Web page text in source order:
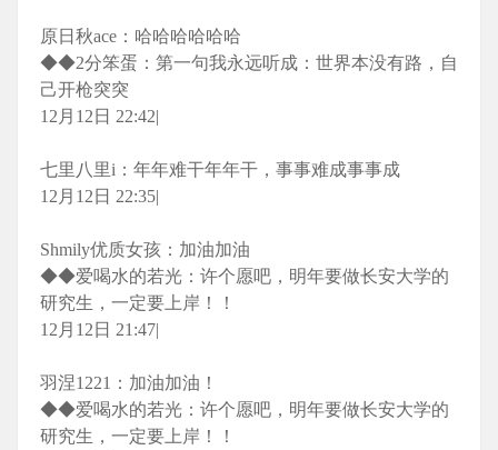
原日秋ace：哈哈哈哈哈哈
◆◆2分笨蛋：第一句我永远听成：世界本没有路，自
己开枪突突
12月12日 22:42|
七里八里i：年年难干年年干，事事难成事事成
12月12日 22:35|
Shmily优质女孩：加油加油
◆◆爱喝水的若光：许个愿吧，明年要做长安大学的
研究生，一定要上岸！！
12月12日 21:47|
羽涅1221：加油加油！
◆◆爱喝水的若光：许个愿吧，明年要做长安大学的
研究生，一定要上岸！！